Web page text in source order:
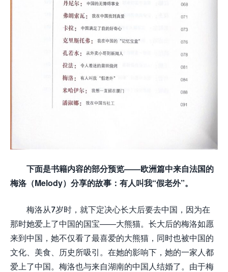
下面是书籍内容的部分预览——欧洲篇中来自法国的
梅洛（Melody）分享的故事：有人叫我“假老外”。
梅洛从7岁时，就下定决心长大后要去中国，因为在
那时她爱上了中国的国宝——大熊猫。长大后的梅洛如愿
来到中国，她不仅看了最喜爱的大熊猫，同时也被中国的
文化、美食、历史所吸引。在她的影响下，她的一家人都
爱上了中国。梅洛也与来自湖南的中国人结婚了。由于梅